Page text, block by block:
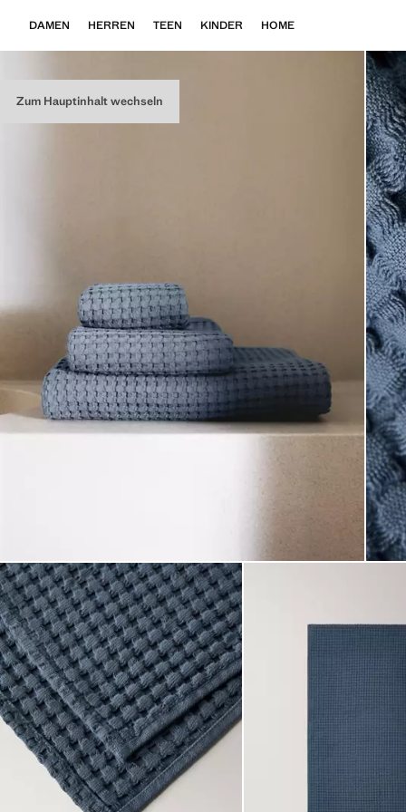
Zum Hauptinhalt wechseln
DAMEN HERREN TEEN KINDER HOME